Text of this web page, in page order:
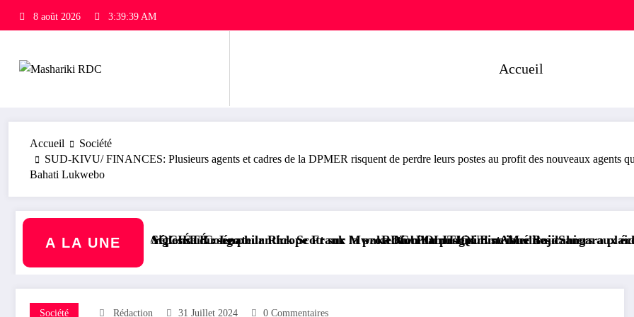
8 août 2026 3:39:40 AM
Accueil
Accueil
Société
SUD-KIVU/ FINANCES: Plusieurs agents et cadres de la DPMER risquent de perdre leurs postes au profit des nouveaux agents
Bahati Lukwebo
A LA UNE
du Congo
du sénateur Rick Scott sur la protection du programme Medicaid
: Le philanthrope Frank Mwaka Kubihamushizi distribue des cahiers aux écoliers de la chefferie de
RDC/ POLITIQUE : Aimé Boji Sangara plaide pour un tribunal
RDC/
Société Rédaction 31 Juillet 2024 0 Commentaires